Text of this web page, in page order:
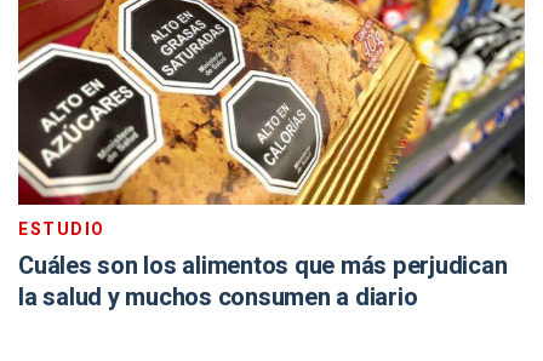
ESTUDIO
Cuáles son los alimentos que más perjudican
la salud y muchos consumen a diario